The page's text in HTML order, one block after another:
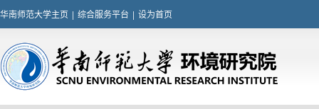
华南师范大学主页 | 综合服务平台 | 设为首页